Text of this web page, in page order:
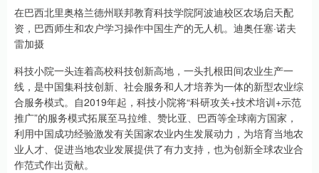
在巴西北里奥格兰德州联邦教育科技学院阿波迪校区农场启天配
资，巴西师生和农户学习操作中国生产的无人机。迪奥任塞·诺夫
雷加摄
科技小院一头连着高校科技创新高地，一头扎根田间农业生产一
线，是中国集科技创新、社会服务和人才培养为一体的新型农业综
合服务模式。自2019年起，科技小院将“科研攻关+技术培训+示范
推广”的服务模式拓展至马拉维、赞比亚、巴西等全球南方国家，
利用中国成功经验激发有关国家农业内生发展动力，为培育当地农
业人才、促进当地农业发展提供了有力支持，也为创新全球农业合
作范式作出贡献。